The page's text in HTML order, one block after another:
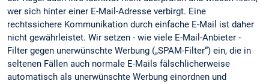
wer sich hinter einer E-Mail-Adresse verbirgt. Eine
rechtssichere Kommunikation durch einfache E-Mail ist daher
nicht gewährleistet. Wir setzen - wie viele E-Mail-Anbieter -
Filter gegen unerwünschte Werbung („SPAM-Filter“) ein, die in
seltenen Fällen auch normale E-Mails fälschlicherweise
automatisch als unerwünschte Werbung einordnen und